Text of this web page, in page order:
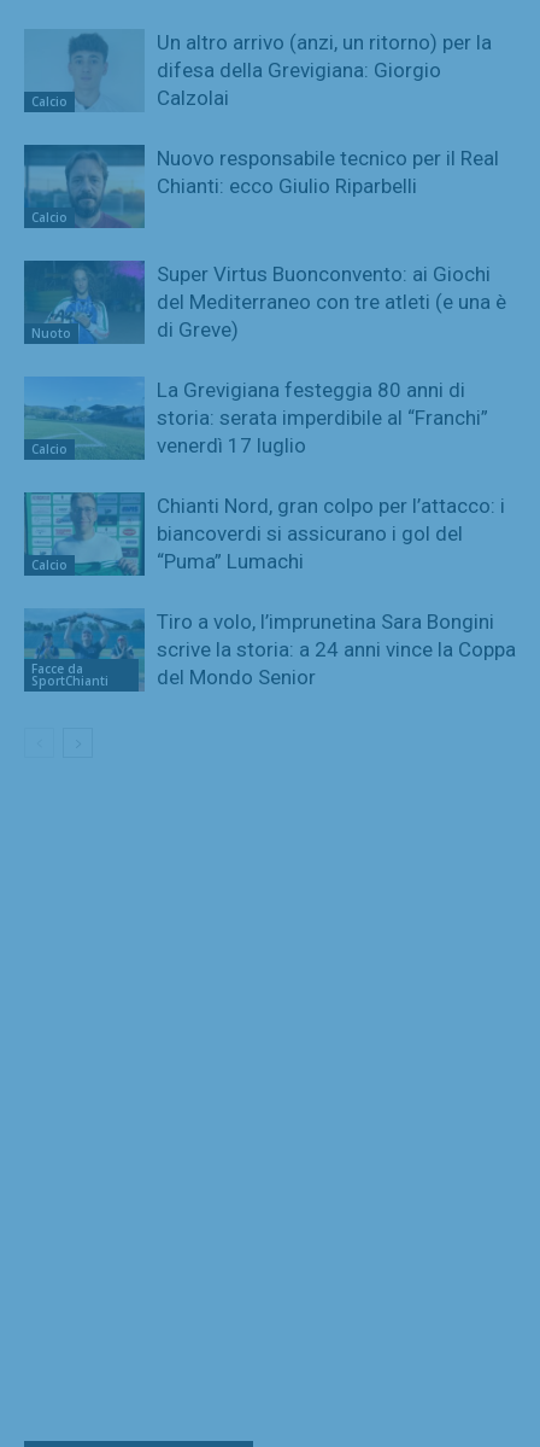
Calcio
Un altro arrivo (anzi, un ritorno) per la
difesa della Grevigiana: Giorgio
Calzolai
Calcio
Nuovo responsabile tecnico per il Real
Chianti: ecco Giulio Riparbelli
Nuoto
Super Virtus Buonconvento: ai Giochi
del Mediterraneo con tre atleti (e una è
di Greve)
Calcio
La Grevigiana festeggia 80 anni di
storia: serata imperdibile al “Franchi”
venerdì 17 luglio
Calcio
Chianti Nord, gran colpo per l’attacco: i
biancoverdi si assicurano i gol del
“Puma” Lumachi
Facce da
SportChianti
Tiro a volo, l’imprunetina Sara Bongini
scrive la storia: a 24 anni vince la Coppa
del Mondo Senior